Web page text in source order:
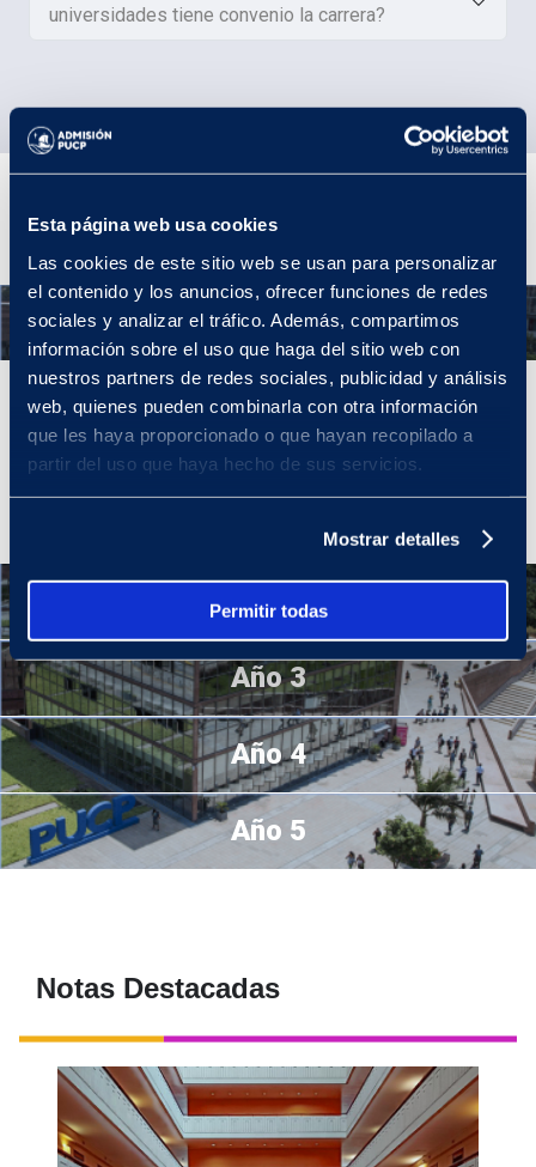
Esta página web usa cookies
Las cookies de este sitio web se usan para personalizar
el contenido y los anuncios, ofrecer funciones de redes
sociales y analizar el tráfico. Además, compartimos
información sobre el uso que haga del sitio web con
nuestros partners de redes sociales, publicidad y análisis
web, quienes pueden combinarla con otra información
que les haya proporcionado o que hayan recopilado a
partir del uso que haya hecho de sus servicios.
Mostrar detalles
Permitir todas
universidades tiene convenio la carrera?
Plan de Estudios
Año 1
Año 1
En tu primer año conocerás más sobre las operaciones hoteleras,
la gestión del patrimonio cultural y natural y los fundamentos de
la gestión de organizaciones. Además, complementarás tu
Año 2
Año 3
Año 4
Año 5
Notas Destacadas